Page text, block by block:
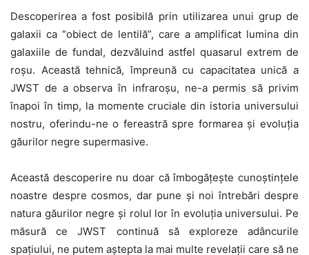
Descoperirea a fost posibilă prin utilizarea unui grup de
galaxii ca “obiect de lentilă”, care a amplificat lumina din
galaxiile de fundal, dezvăluind astfel quasarul extrem de
roșu. Această tehnică, împreună cu capacitatea unică a
JWST de a observa în infraroșu, ne-a permis să privim
înapoi în timp, la momente cruciale din istoria universului
nostru, oferindu-ne o fereastră spre formarea și evoluția
găurilor negre supermasive.
Această descoperire nu doar că îmbogățește cunoștințele
noastre despre cosmos, dar pune și noi întrebări despre
natura găurilor negre și rolul lor în evoluția universului. Pe
măsură ce JWST continuă să exploreze adâncurile
spațiului, ne putem aștepta la mai multe revelații care să ne